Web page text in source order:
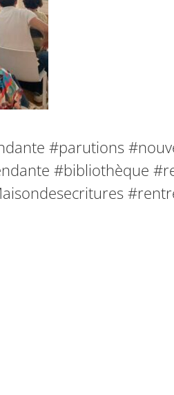
#parutions
#bibliothèque